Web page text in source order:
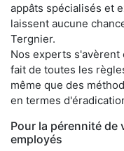
appâts spécialisés et
laissent aucune
Tergnier.
Nos experts s'avèrent
fait de toutes les
même que des
en termes
Pour la pérennité
employés